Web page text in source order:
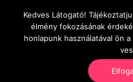
content
OnlineSeedsMan
Üzlet és szabadság
Kedves Látogató!
élmény fokozásának
honlapunk használatával ön